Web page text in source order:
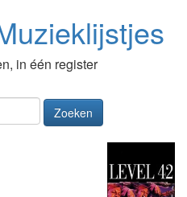
in één register
Zoeken